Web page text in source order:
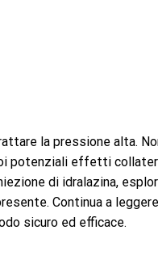
la pressione alta.
potenziali effetti
di idralazina,
Continua a
sicuro ed efficace.